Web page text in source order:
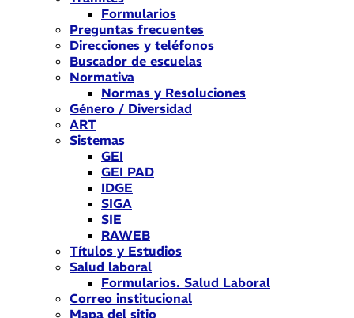
Formularios
Preguntas frecuentes
Direcciones y teléfonos
Buscador de escuelas
Normativa
Normas y Resoluciones
Género / Diversidad
ART
Sistemas
GEI
GEI PAD
IDGE
SIGA
SIE
RAWEB
Títulos y Estudios
Salud laboral
Formularios. Salud Laboral
Correo institucional
Mapa del sitio